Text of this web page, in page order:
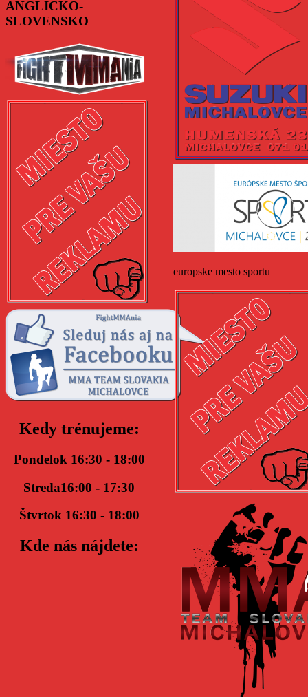
ANGLICKO-
SLOVENSKO
Kedy trénujeme:
Pondelok 16:30 - 18:00
Streda16:00 - 17:30
Štvrtok 16:30 - 18:00
Kde nás nájdete:
europske mesto sportu